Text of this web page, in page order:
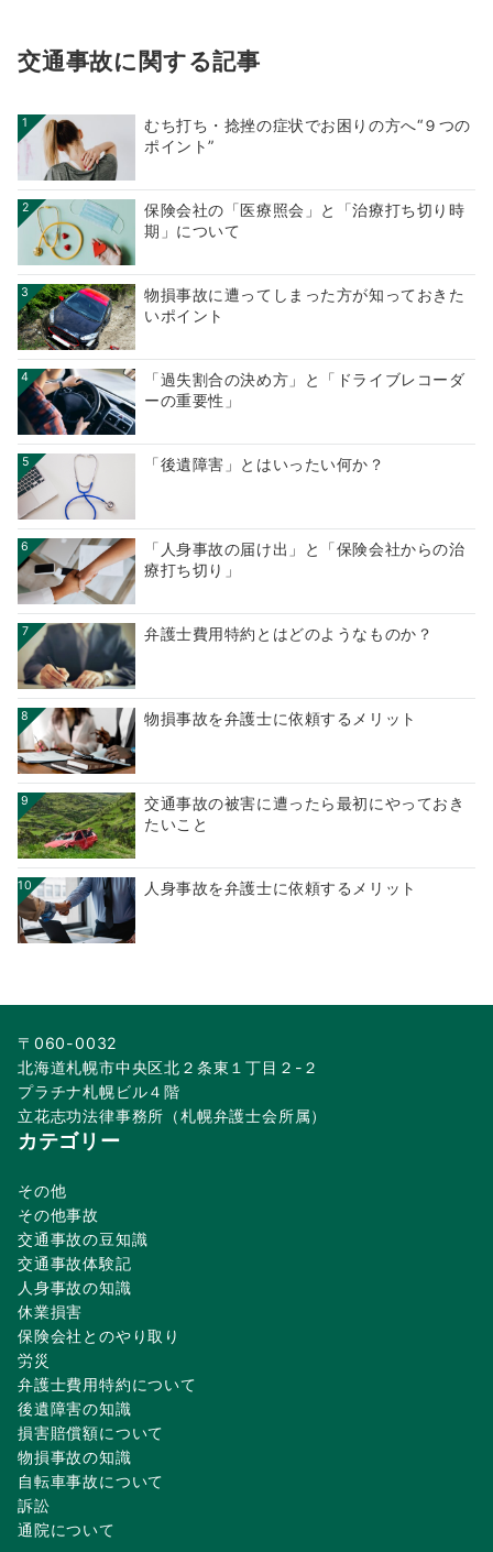
交通事故に関する記事
1
むち打ち・捻挫の症状でお困りの方へ“９つの
ポイント”
2
保険会社の「医療照会」と「治療打ち切り時
期」について
3
物損事故に遭ってしまった方が知っておきた
いポイント
4
「過失割合の決め方」と「ドライブレコーダ
ーの重要性」
5 「後遺障害」とはいったい何か？
6
「人身事故の届け出」と「保険会社からの治
療打ち切り」
7 弁護士費用特約とはどのようなものか？
8 物損事故を弁護士に依頼するメリット
9
交通事故の被害に遭ったら最初にやっておき
たいこと
10 人身事故を弁護士に依頼するメリット
〒060-0032
北海道札幌市中央区北２条東１丁目２-２
プラチナ札幌ビル４階
立花志功法律事務所（札幌弁護士会所属）
カテゴリー
その他
その他事故
交通事故の豆知識
交通事故体験記
人身事故の知識
休業損害
保険会社とのやり取り
労災
弁護士費用特約について
後遺障害の知識
損害賠償額について
物損事故の知識
自転車事故について
訴訟
通院について